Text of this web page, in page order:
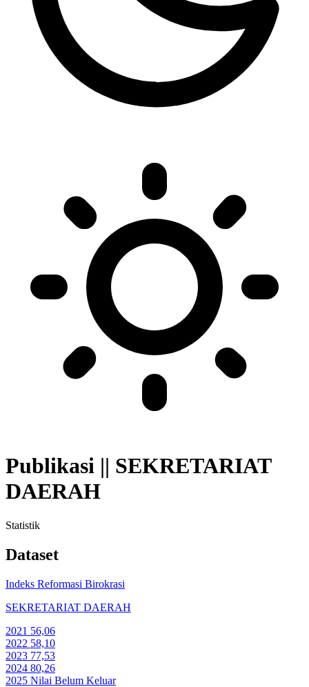
Publikasi || SEKRETARIAT
DAERAH
Statistik
Dataset
Indeks Reformasi Birokrasi
SEKRETARIAT DAERAH
2021 56,06
2022 58,10
2023 77,53
2024 80,26
2025 Nilai Belum Keluar